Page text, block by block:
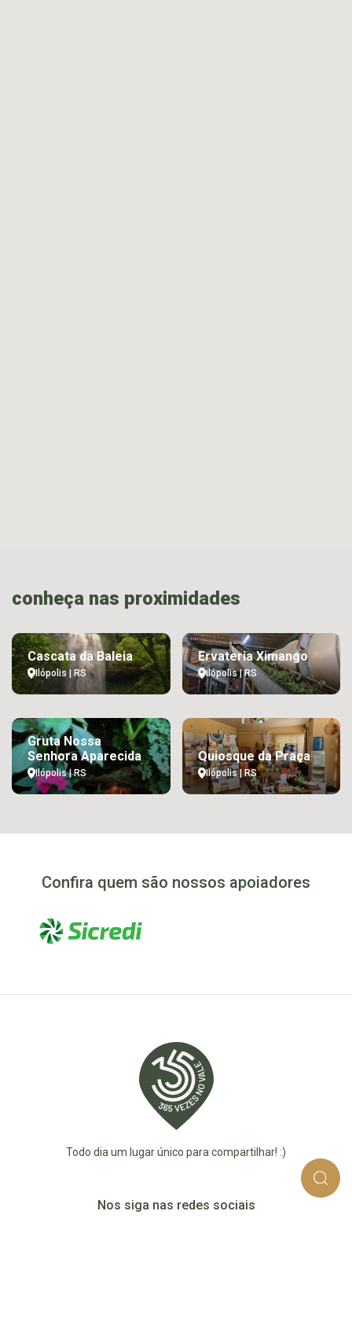
conheça nas proximidades
Cascata da Baleia
Ilópolis | RS
Ervateria Ximango
Ilópolis | RS
Gruta Nossa
Senhora Aparecida
Ilópolis | RS
Quiosque da Praça
Ilópolis | RS
Confira quem são nossos apoiadores
Todo dia um lugar único para compartilhar! :)
Nos siga nas redes sociais